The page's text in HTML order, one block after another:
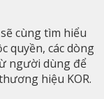
sẽ cùng tìm hiểu
quyền, các dòng
người dùng để
hiệu KOR.